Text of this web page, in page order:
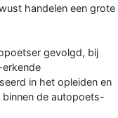
handelen een grote
gevolgd, bij
in het opleiden en
binnen de autopoets-